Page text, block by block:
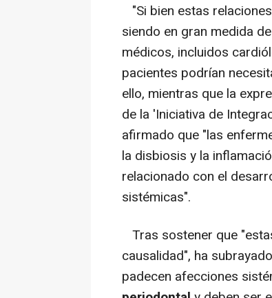
"Si bien estas
siendo en gran medida
médicos, incluidos
pacientes podrían
ello, mientras que la
de la 'Iniciativa de
afirmado que "las
la disbiosis y la
relacionado con el
sistémicas".
Tras sostener que
causalidad", ha
padecen afecciones